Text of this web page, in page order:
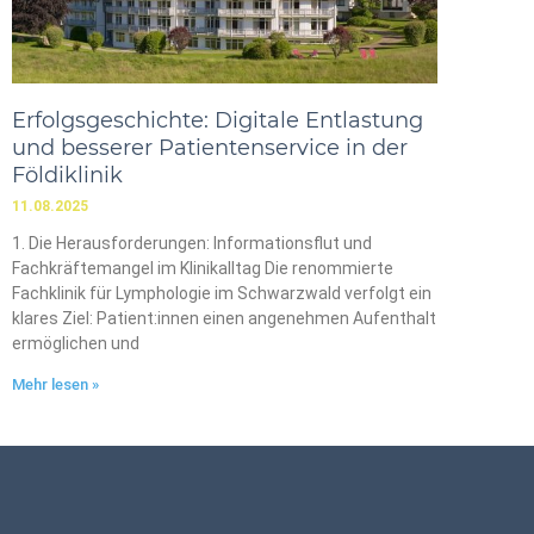
Erfolgsgeschichte: Digitale Entlastung
und besserer Patientenservice in der
Földiklinik
11.08.2025
1. Die Herausforderungen: Informationsflut und
Fachkräftemangel im Klinikalltag Die renommierte
Fachklinik für Lymphologie im Schwarzwald verfolgt ein
klares Ziel: Patient:innen einen angenehmen Aufenthalt
ermöglichen und
Mehr lesen »